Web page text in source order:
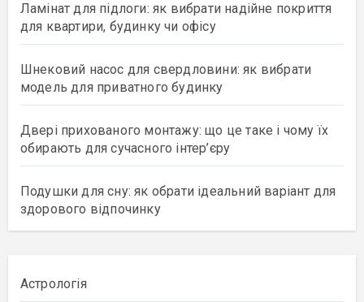
Ламінат для підлоги: як вибрати надійне покриття
для квартири, будинку чи офісу
Шнековий насос для свердловини: як вибрати
модель для приватного будинку
Двері прихованого монтажу: що це таке і чому їх
обирають для сучасного інтер’єру
Подушки для сну: як обрати ідеальний варіант для
здорового відпочинку
Астрологія